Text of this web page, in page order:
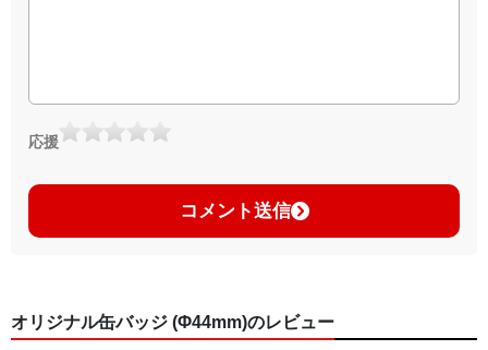
応援
コメント送信
オリジナル缶バッジ (Φ44mm)のレビュー